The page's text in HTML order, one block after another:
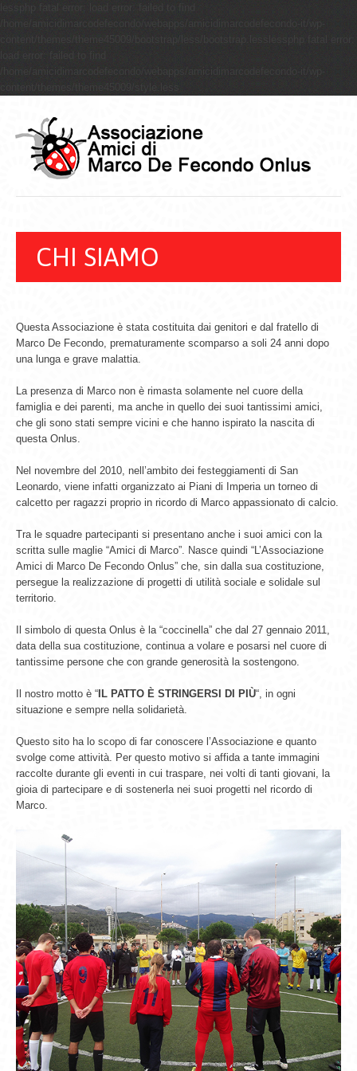
CHI SIAMO
Questa Associazione è stata costituita dai genitori e dal fratello di
Marco De Fecondo, prematuramente scomparso a soli 24 anni dopo
una lunga e grave malattia.
La presenza di Marco non è rimasta solamente nel cuore della
famiglia e dei parenti, ma anche in quello dei suoi tantissimi amici,
che gli sono stati sempre vicini e che hanno ispirato la nascita di
questa Onlus.
Nel novembre del 2010, nell’ambito dei festeggiamenti di San
Leonardo, viene infatti organizzato ai Piani di Imperia un torneo di
calcetto per ragazzi proprio in ricordo di Marco appassionato di calcio.
Tra le squadre partecipanti si presentano anche i suoi amici con la
scritta sulle maglie “Amici di Marco”. Nasce quindi “L’Associazione
Amici di Marco De Fecondo Onlus” che, sin dalla sua costituzione,
persegue la realizzazione di progetti di utilità sociale e solidale sul
territorio.
Il simbolo di questa Onlus è la “coccinella” che dal 27 gennaio 2011,
data della sua costituzione, continua a volare e posarsi nel cuore di
tantissime persone che con grande generosità la sostengono.
Il nostro motto è “ IL PATTO È STRINGERSI DI PIÙ“, in ogni
situazione e sempre nella solidarietà.
Questo sito ha lo scopo di far conoscere l’Associazione e quanto
svolge come attività. Per questo motivo si affida a tante immagini
raccolte durante gli eventi in cui traspare, nei volti di tanti giovani, la
gioia di partecipare e di sostenerla nei suoi progetti nel ricordo di
Marco.